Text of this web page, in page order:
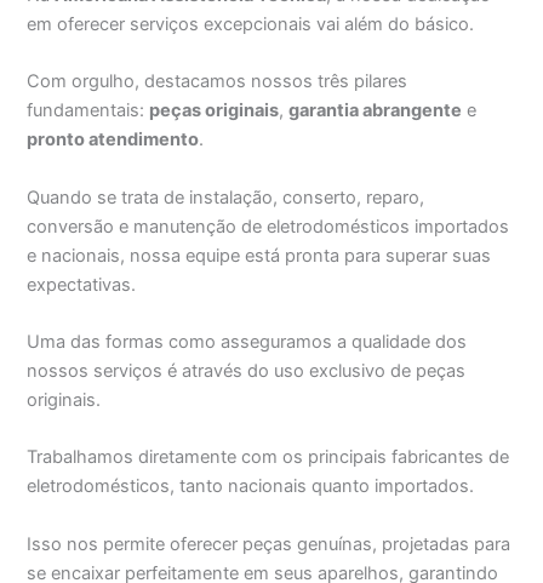
em oferecer serviços excepcionais vai além do básico.
Com orgulho, destacamos nossos três pilares
fundamentais: peças originais,garantia abrangente e
pronto atendimento.
Quando se trata de instalação, conserto, reparo,
conversão e manutenção de eletrodomésticos importados
e nacionais, nossa equipe está pronta para superar suas
expectativas.
Uma das formas como asseguramos a qualidade dos
nossos serviços é através do uso exclusivo de peças
originais.
Trabalhamos diretamente com os principais fabricantes de
eletrodomésticos, tanto nacionais quanto importados.
Isso nos permite oferecer peças genuínas, projetadas para
se encaixar perfeitamente em seus aparelhos, garantindo